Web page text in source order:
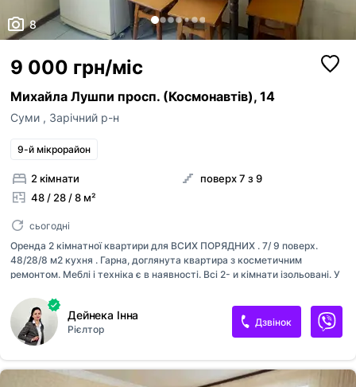
8
9 000 грн/міс
Михайла Лушпи просп. (Космонавтів), 14
Суми , Зарічний р-н
9-й мікрорайон
2 кімнати
48 / 28 / 8 м²
поверх 7 з 9
сьогодні
Оренда 2 кімнатної квартири для ВСИХ ПОРЯДНИХ . 7/ 9 поверх.
48/28/8 м2 кухня . Гарна, доглянута квартира з косметичним
ремонтом. Меблі і техніка є в наявності. Всі 2- и кімнати ізольовані. У
аптеки. Телефонуйте !
Дейнека Інна
Рієлтор
Дзвінок